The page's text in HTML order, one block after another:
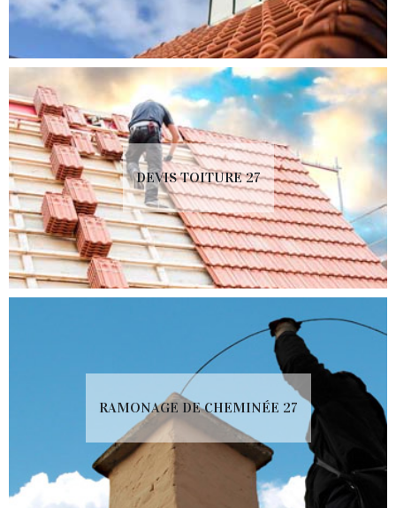
DEVIS TOITURE 27
RAMONAGE DE CHEMINÉE 27